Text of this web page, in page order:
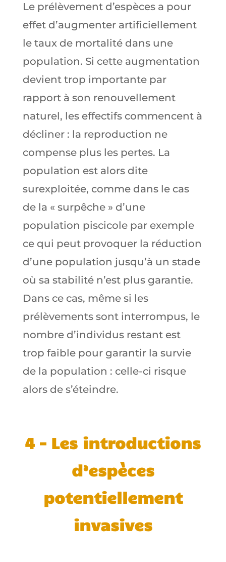
Le prélèvement d’espèces a pour
effet d’augmenter artificiellement
le taux de mortalité dans une
population. Si cette augmentation
devient trop importante par
rapport à son renouvellement
naturel, les effectifs commencent à
décliner : la reproduction ne
compense plus les pertes. La
population est alors dite
surexploitée, comme dans le cas
de la « surpêche » d’une
population piscicole par exemple
ce qui peut provoquer la réduction
d’une population jusqu’à un stade
où sa stabilité n’est plus garantie.
Dans ce cas, même si les
prélèvements sont interrompus, le
nombre d’individus restant est
trop faible pour garantir la survie
de la population : celle-ci risque
alors de s’éteindre.
4 – Les introductions
d’espèces
potentiellement
invasives